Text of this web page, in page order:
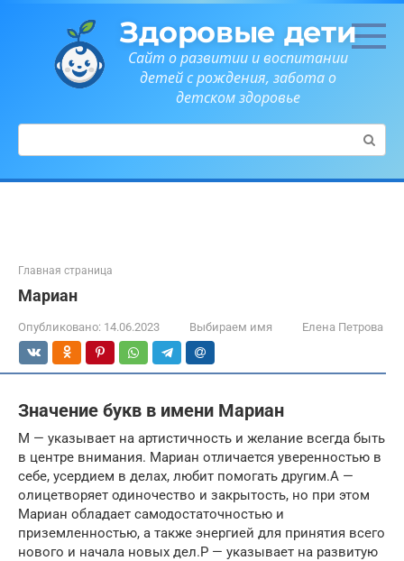
Здоровые дети
Сайт о развитии и воспитании
детей с рождения, забота о
детском здоровье
Поиск:
Главная страница
Мариан
Опубликовано: 14.06.2023 Выбираем имя Елена Петрова
Значение букв в имени Мариан
М — указывает на артистичность и желание всегда быть
в центре внимания. Мариан отличается уверенностью в
себе, усердием в делах, любит помогать другим.А —
олицетворяет одиночество и закрытость, но при этом
Мариан обладает самодостаточностью и
приземленностью, а также энергией для принятия всего
нового и начала новых дел.Р — указывает на развитую